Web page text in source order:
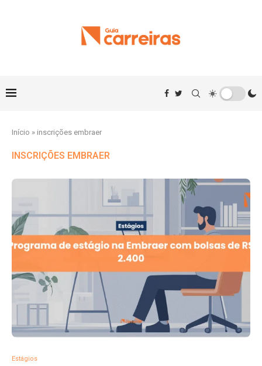
Início » inscrições embraer
INSCRIÇÕES EMBRAER
Estágios